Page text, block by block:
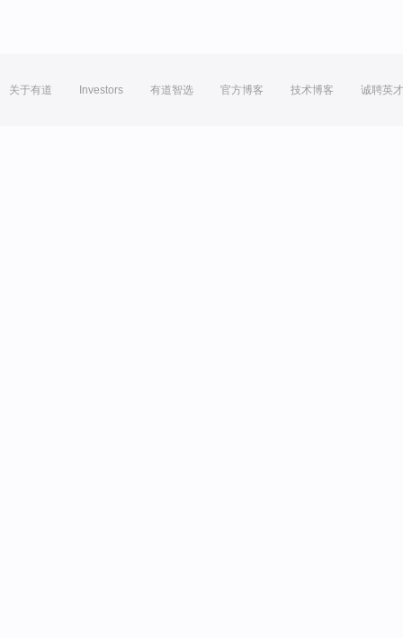
关于有道 Investors 有道智选 官方博客 技术博客 诚聘英才